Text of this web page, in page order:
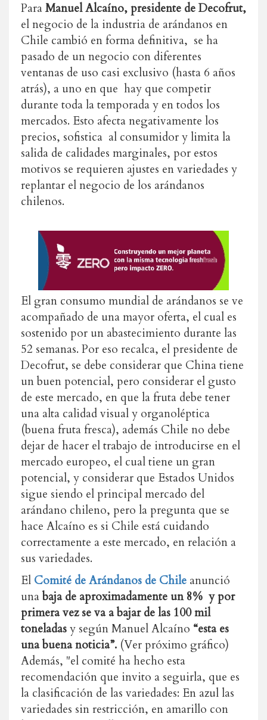
ParaManuel Alcaíno, presidente de Decofrut,
el negocio de la industria de arándanos en
Chile cambió en forma definitiva, se ha
pasado de un negocio con diferentes
ventanas de uso casi exclusivo (hasta 6 años
atrás), a uno en que hay que competir
durante toda la temporada y en todos los
mercados. Esto afecta negativamente los
precios, sofistica al consumidor y limita la
salida de calidades marginales, por estos
motivos se requieren ajustes en variedades y
replantar el negocio de los arándanos
chilenos.
El gran consumo mundial de arándanos se ve
acompañado de una mayor oferta, el cual es
sostenido por un abastecimiento durante las
52 semanas. Por eso recalca, el presidente de
Decofrut, se debe considerar que China tiene
un buen potencial, pero considerar el gusto
de este mercado, en que la fruta debe tener
una alta calidad visual y organoléptica
(buena fruta fresca), además Chile no debe
dejar de hacer el trabajo de introducirse en el
mercado europeo, el cual tiene un gran
potencial, y considerar que Estados Unidos
sigue siendo el principal mercado del
arándano chileno, pero la pregunta que se
hace Alcaíno es si Chile está cuidando
correctamente a este mercado, en relación a
sus variedades.
El Comité de Arándanos de Chile anunció
unabaja de aproximadamente un 8% y por
primera vez se va a bajar de las 100 mil
toneladasy según Manuel Alcaíno “esta es
una buena noticia”. (Ver próximo gráfico)
Además, "el comité ha hecho esta
recomendación que invito a seguirla, que es
la clasificación de las variedades: En azul las
variedades sin restricción, en amarillo con